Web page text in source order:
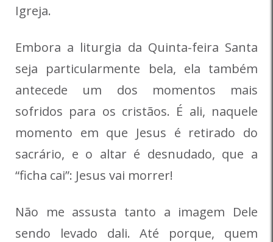
Igreja.
Embora a liturgia da Quinta-feira Santa
seja particularmente bela, ela também
antecede um dos momentos mais
sofridos para os cristãos. É ali, naquele
momento em que Jesus é retirado do
sacrário, e o altar é desnudado, que a
“ficha cai”: Jesus vai morrer!
Não me assusta tanto a imagem Dele
sendo levado dali. Até porque, quem